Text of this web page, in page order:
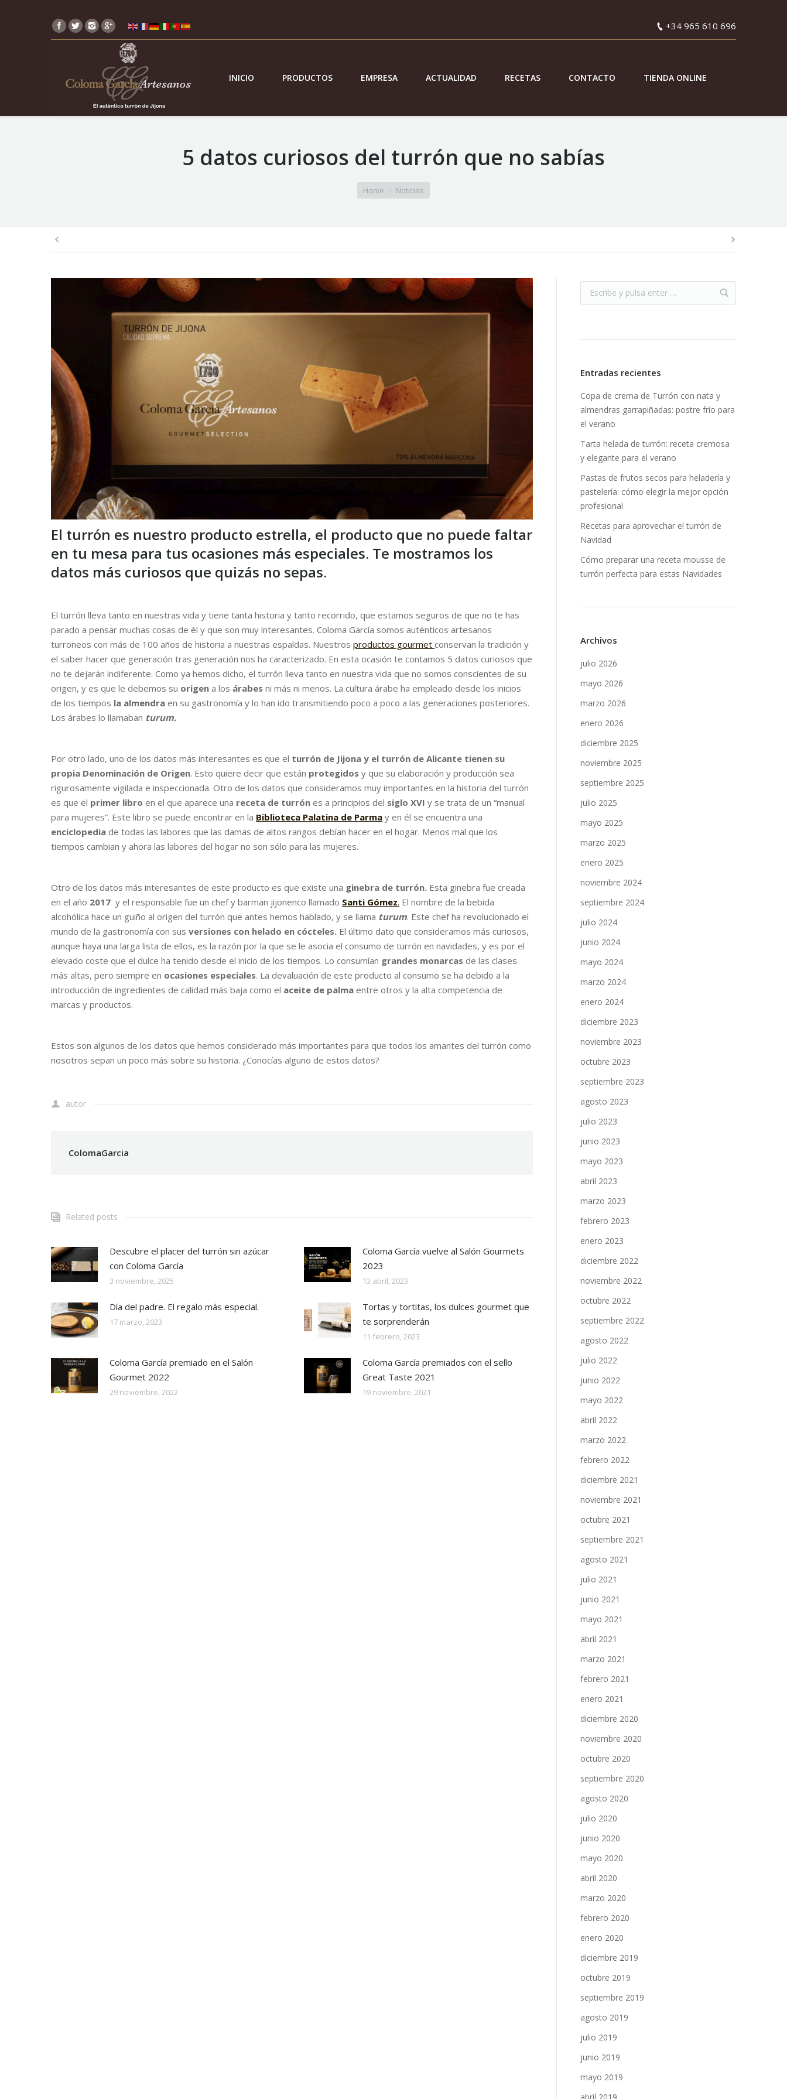
+34 965 610 696
INICIO PRODUCTOS EMPRESA ACTUALIDAD RECETAS CONTACTO TIENDA ONLINE
5 datos curiosos del turrón que no sabías
Home Noticias
El turrón es nuestro producto estrella, el producto que no puede faltar
en tu mesa para tus ocasiones más especiales. Te mostramos los
datos más curiosos que quizás no sepas.
El turrón lleva tanto en nuestras vida y tiene tanta historia y tanto recorrido, que estamos seguros de que no te has
parado a pensar muchas cosas de él y que son muy interesantes. Coloma García somos auténticos artesanos
turroneos con más de 100 años de historia a nuestras espaldas. Nuestros productos gourmet conservan la tradición y
el saber hacer que generación tras generación nos ha caracterizado. En esta ocasión te contamos 5 datos curiosos que
no te dejarán indiferente. Como ya hemos dicho, el turrón lleva tanto en nuestra vida que no somos conscientes de su
origen, y es que le debemos su origen a los árabes ni más ni menos. La cultura árabe ha empleado desde los inicios
de los tiempos la almendra en su gastronomía y lo han ido transmitiendo poco a poco a las generaciones posteriores.
Los árabes lo llamaban turum.
Por otro lado, uno de los datos más interesantes es que el turrón de Jijona y el turrón de Alicante tienen su
propia Denominación de Origen. Esto quiere decir que están protegidos y que su elaboración y producción sea
rigurosamente vigilada e inspeccionada. Otro de los datos que consideramos muy importantes en la historia del turrón
es que el primer libro en el que aparece una receta de turrón es a principios del siglo XVI y se trata de un “manual
para mujeres”. Este libro se puede encontrar en la Biblioteca Palatina de Parma y en él se encuentra una
enciclopedia de todas las labores que las damas de altos rangos debían hacer en el hogar. Menos mal que los
tiempos cambian y ahora las labores del hogar no son sólo para las mujeres.
Otro de los datos más interesantes de este producto es que existe una ginebra de turrón. Esta ginebra fue creada
en el año 2017 y el responsable fue un chef y barman jijonenco llamado Santi Gómez. El nombre de la bebida
alcohólica hace un guiño al origen del turrón que antes hemos hablado, y se llama turum. Este chef ha revolucionado el
mundo de la gastronomía con sus versiones con helado en cócteles. El último dato que consideramos más curiosos,
aunque haya una larga lista de ellos, es la razón por la que se le asocia el consumo de turrón en navidades, y es por el
elevado coste que el dulce ha tenido desde el inicio de los tiempos. Lo consumían grandes monarcas de las clases
más altas, pero siempre en ocasiones especiales. La devaluación de este producto al consumo se ha debido a la
introducción de ingredientes de calidad más baja como el aceite de palma entre otros y la alta competencia de
marcas y productos.
Estos son algunos de los datos que hemos considerado más importantes para que todos los amantes del turrón como
nosotros sepan un poco más sobre su historia. ¿Conocías alguno de estos datos?
autor
ColomaGarcia
Related posts
Descubre el placer del turrón sin azúcar
con Coloma García
3 noviembre, 2025
Coloma García vuelve al Salón Gourmets
2023
13 abril, 2023
Día del padre. El regalo más especial.
17 marzo, 2023
Tortas y tortitas, los dulces gourmet que
te sorprenderán
11 febrero, 2023
Coloma García premiado en el Salón
Gourmet 2022
29 noviembre, 2022
Coloma García premiados con el sello
Great Taste 2021
19 noviembre, 2021
Entradas recientes
Copa de crema de Turrón con nata y
almendras garrapiñadas: postre frío para
el verano
Tarta helada de turrón: receta cremosa
y elegante para el verano
Pastas de frutos secos para heladería y
pastelería: cómo elegir la mejor opción
profesional
Recetas para aprovechar el turrón de
Navidad
Cómo preparar una receta mousse de
turrón perfecta para estas Navidades
Archivos
julio 2026
mayo 2026
marzo 2026
enero 2026
diciembre 2025
noviembre 2025
septiembre 2025
julio 2025
mayo 2025
marzo 2025
enero 2025
noviembre 2024
septiembre 2024
julio 2024
junio 2024
mayo 2024
marzo 2024
enero 2024
diciembre 2023
noviembre 2023
octubre 2023
septiembre 2023
agosto 2023
julio 2023
junio 2023
mayo 2023
abril 2023
marzo 2023
febrero 2023
enero 2023
diciembre 2022
noviembre 2022
octubre 2022
septiembre 2022
agosto 2022
julio 2022
junio 2022
mayo 2022
abril 2022
marzo 2022
febrero 2022
diciembre 2021
noviembre 2021
octubre 2021
septiembre 2021
agosto 2021
julio 2021
junio 2021
mayo 2021
abril 2021
marzo 2021
febrero 2021
enero 2021
diciembre 2020
noviembre 2020
octubre 2020
septiembre 2020
agosto 2020
julio 2020
junio 2020
mayo 2020
abril 2020
marzo 2020
febrero 2020
enero 2020
diciembre 2019
octubre 2019
septiembre 2019
agosto 2019
julio 2019
junio 2019
mayo 2019